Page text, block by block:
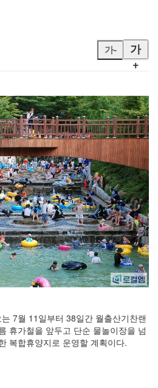
가-
가
+
7월 11일부터 38일간 월출산기찬랜
휴가철을 앞두고 단순 물놀이장을 넘
복합휴양지로 운영할 계획이다.